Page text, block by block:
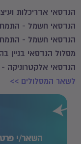
הנדסאי אדריכלות
הנדסאי חשמל -
הנדסאי חשמל -
מסלול הנדסאי בניין
הנדסאי אלקטרוניקה
לשאר המסלולים >>
השאר/י